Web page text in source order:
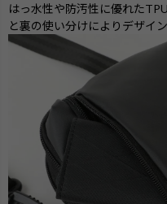
はっ水性や防汚性に優れた
と裏の使い分けによりデザイ